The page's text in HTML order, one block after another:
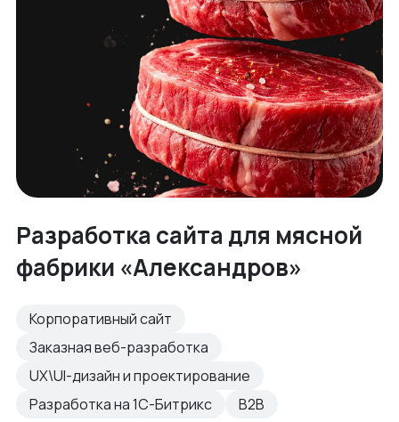
Разработка сайта для мясной
фабрики «Александров»
Корпоративный сайт
Заказная веб-разработка
UX\UI-дизайн и проектирование
Разработка на 1С-Битрикс
B2B